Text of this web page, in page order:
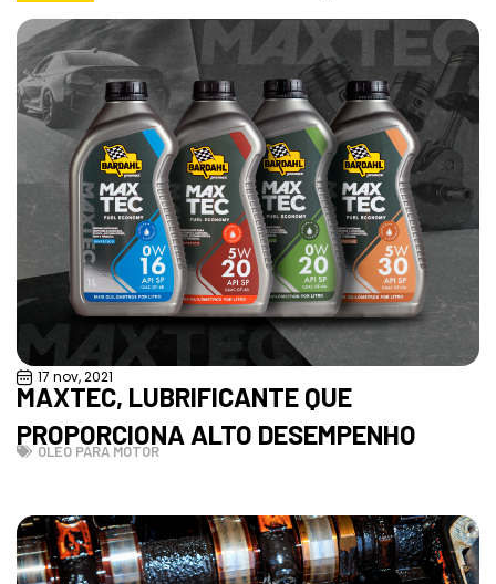
17 nov, 2021
MAXTEC, LUBRIFICANTE QUE
PROPORCIONA ALTO DESEMPENHO
ÓLEO PARA MOTOR